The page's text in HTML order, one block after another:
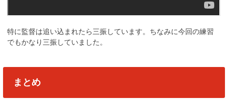
特に監督は追い込まれたら三振しています。ちなみに今回の練習
でもかなり三振していました。
まとめ